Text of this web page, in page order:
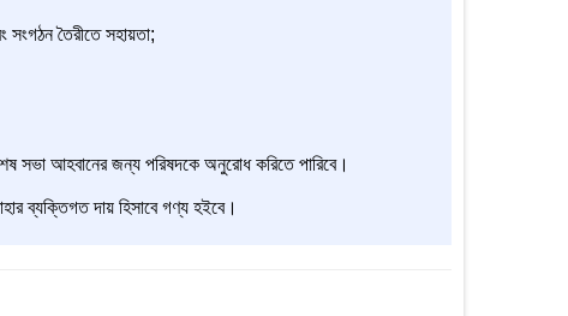
তৈরীতে সহায়তা;
সভা আহবানের জন্য পরিষদকে অনুরোধ করিতে পারিবে।
ব্যক্তিগত দায় হিসাবে গণ্য হইবে।